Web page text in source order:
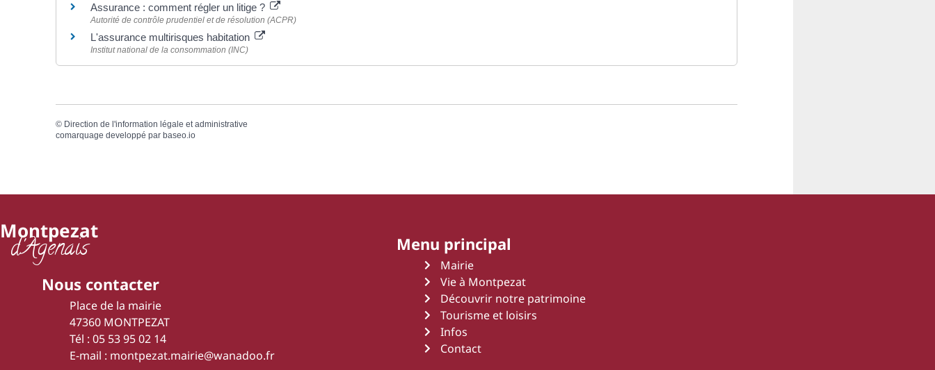
Assurance : comment régler un litige ?
Autorité de contrôle prudentiel et de résolution (ACPR)
L'assurance multirisques habitation
Institut national de la consommation (INC)
© Direction de l'information légale et administrative
comarquage developpé par baseo.io
Montpezat
d'Agenais
Nous contacter
Place de la mairie
47360 MONTPEZAT
Tél : 05 53 95 02 14
E-mail : montpezat.mairie@wanadoo.fr
Menu principal
Mairie
Vie à Montpezat
Découvrir notre patrimoine
Tourisme et loisirs
Infos
Contact